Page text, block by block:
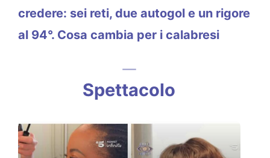
credere: sei reti, due autogol e un rigore
al 94°. Cosa cambia per i calabresi
Spettacolo